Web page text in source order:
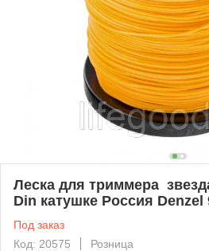
Леска для триммера
Din катушке Россия Denzel
Под заказ
Код: 20575
Розница